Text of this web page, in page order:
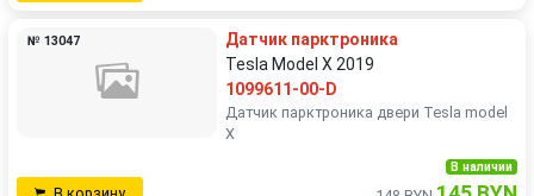
№ 13047
Датчик парктроника
Tesla Model X 2019
1099611-00-D
Датчик парктроника двери Tesla model
X
В наличии